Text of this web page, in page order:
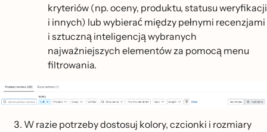
kryteriów (np. oceny, produktu, statusu weryfikacji
i innych) lub wybierać między pełnymi recenzjami
i sztuczną inteligencją wybranych
najważniejszych elementów za pomocą menu
filtrowania.
W razie potrzeby dostosuj kolory, czcionki i rozmiary